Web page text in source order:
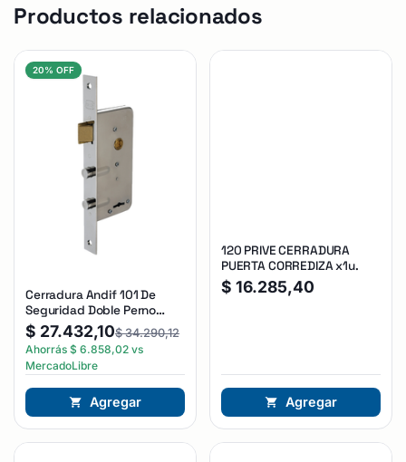
Productos relacionados
20% OFF
Cerradura Andif 101 De
Seguridad Doble Perno
Reforzada Plateado
$ 27.432,10$34.290,12
Ahorrás $ 6.858,02 vs
MercadoLibre
Agregar
120 PRIVE CERRADURA
PUERTA CORREDIZA x1u.
$ 16.285,40
Agregar